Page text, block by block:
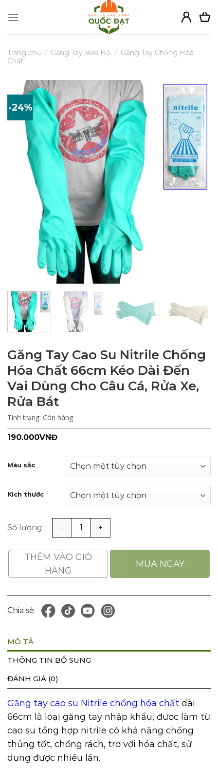
Trang chủ / Găng Tay Bảo Hộ / Găng Tay Chống Hóa
Chất
-24%
Găng Tay Cao Su Nitrile Chống
Hóa Chất 66cm Kéo Dài Đến
Vai Dùng Cho Câu Cá, Rửa Xe,
Rửa Bát
Tình trạng: Còn hàng
190.000VNĐ
Màu sắc
Kích thước
Găng Tay Cao Su Nitrile Chống Hóa Chất 66cm Kéo Dài
THÊM VÀO GIỎ
HÀNG
MUA NGAY
Chia sẻ:
MÔ TẢ
THÔNG TIN BỔ SUNG
ĐÁNH GIÁ (0)
Găng tay cao su Nitrile chống hóa chất dài
66cm là loại găng tay nhập khẩu, được làm từ
cao su tổng hợp nitrile có khả năng chống
thủng tốt, chống rách, trơ với hóa chất, sử
dụng được nhiều lần.